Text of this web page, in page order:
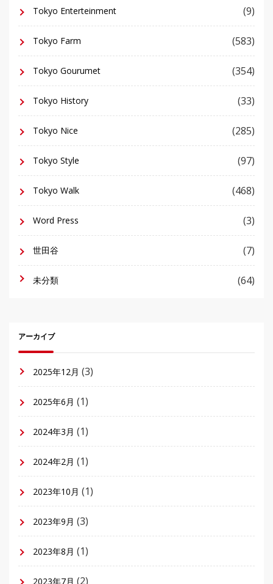
Tokyo Enterteinment (9)
Tokyo Farm (583)
Tokyo Gourumet (354)
Tokyo History (33)
Tokyo Nice (285)
Tokyo Style (97)
Tokyo Walk (468)
Word Press (3)
世田谷 (7)
未分類 (64)
アーカイブ
2025年12月 (3)
2025年6月 (1)
2024年3月 (1)
2024年2月 (1)
2023年10月 (1)
2023年9月 (3)
2023年8月 (1)
2023年7月 (2)